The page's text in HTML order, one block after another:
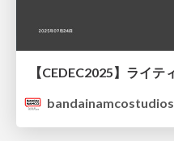
bandainamcostudios